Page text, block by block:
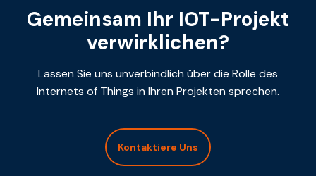
Gemeinsam Ihr IOT-Projekt
verwirklichen?
Lassen Sie uns unverbindlich über die Rolle des
Internets of Things in Ihren Projekten sprechen.
Kontaktiere Uns